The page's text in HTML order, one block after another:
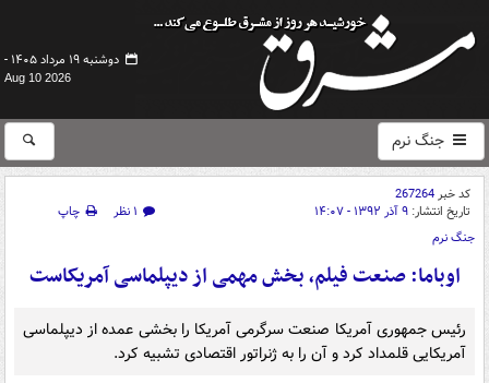
دوشنبه ۱۹ مرداد ۱۴۰۵ -
Aug 10 2026
جنگ نرم
کد خبر267264
تاریخ انتشار: ۹ آذر ۱۳۹۲ - ۱۴:۰۷ ۱ نظر
چاپ
جنگ نرم
اوباما: صنعت فیلم، بخش مهمی از دیپلماسی آمریکاست
رئیس جمهوری آمریکا صنعت سرگرمی آمریکا را بخشی عمده از دیپلماسی
آمریکایی قلمداد کرد و آن را به ژنراتور اقتصادی تشبیه کرد.